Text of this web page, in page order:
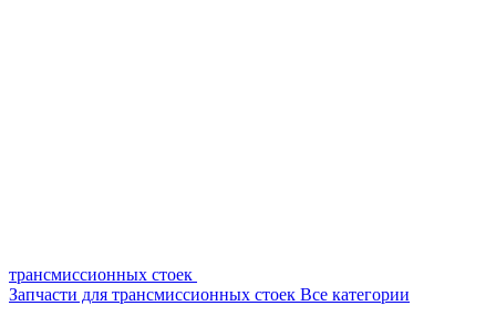
трансмиссионных стоек
Запчасти для трансмиссионных стоек Все категории